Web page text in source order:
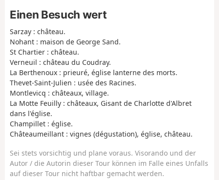
Einen Besuch wert
Sarzay : château.
Nohant : maison de George Sand.
St Chartier : château.
Verneuil : château du Coudray.
La Berthenoux : prieuré, église lanterne des morts.
Thevet-Saint-Julien : usée des Racines.
Montlevicq : châteaux, village.
La Motte Feuilly : châteaux, Gisant de Charlotte d'Albret
dans l'église.
Champillet : église.
Châteaumeillant : vignes (dégustation), église, château.
Sei stets vorsichtig und plane voraus. Visorando und der
Autor / die Autorin dieser Tour können im Falle eines Unfalls
auf dieser Tour nicht haftbar gemacht werden.